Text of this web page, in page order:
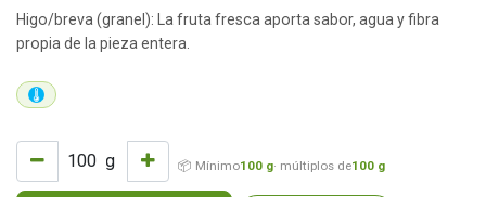
g 📦 Mínimo100 g· múltiplos de100 g
Higo/breva (granel): La fruta fresca aporta sabor, agua y fibra
propia de la pieza entera.